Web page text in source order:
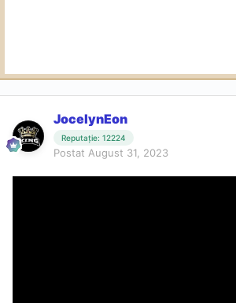
JocelynEon
Reputație: 12224
Postat August 31, 2023